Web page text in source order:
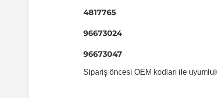
4817765
96673024
96673047
Sipariş öncesi OEM kodları ile